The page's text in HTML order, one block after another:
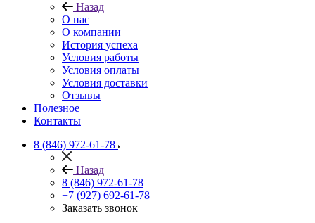
Назад
О нас
О компании
История успеха
Условия работы
Условия оплаты
Условия доставки
Отзывы
Полезное
Контакты
8 (846) 972-61-78
Назад
8 (846) 972-61-78
+7 (927) 692-61-78
Заказать звонок